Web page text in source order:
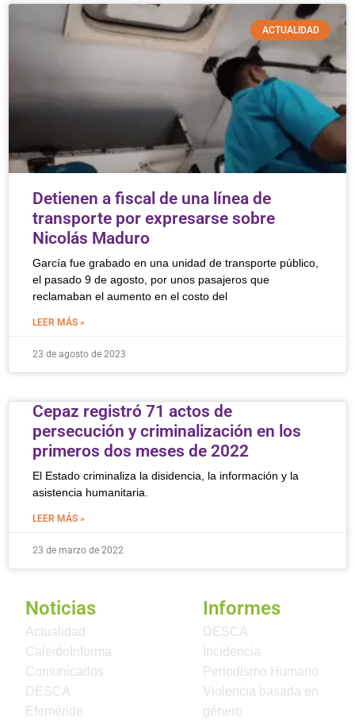
ACTUALIDAD
Detienen a fiscal de una línea de
transporte por expresarse sobre
Nicolás Maduro
García fue grabado en una unidad de transporte público,
el pasado 9 de agosto, por unos pasajeros que
reclamaban el aumento en el costo del
LEER MÁS »
23 de agosto de 2023
Cepaz registró 71 actos de
persecución y criminalización en los
primeros dos meses de 2022
El Estado criminaliza la disidencia, la información y la
asistencia humanitaria.
LEER MÁS »
23 de marzo de 2022
Noticias
Actualidad
CaleidoInforma
Comunicados
DESCA
Efeméride
Informes
DESCA
Incidencia
Periodismo Humano
Violencia basada en
género